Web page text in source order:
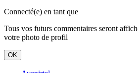
Connecté(e) en tant que
Tous vos futurs commentaires seront
votre photo de profil
OK